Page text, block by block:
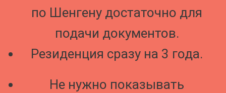
по Шенгену достаточно для
подачи документов.
Резиденция сразу на 3 года.
Не нужно показывать